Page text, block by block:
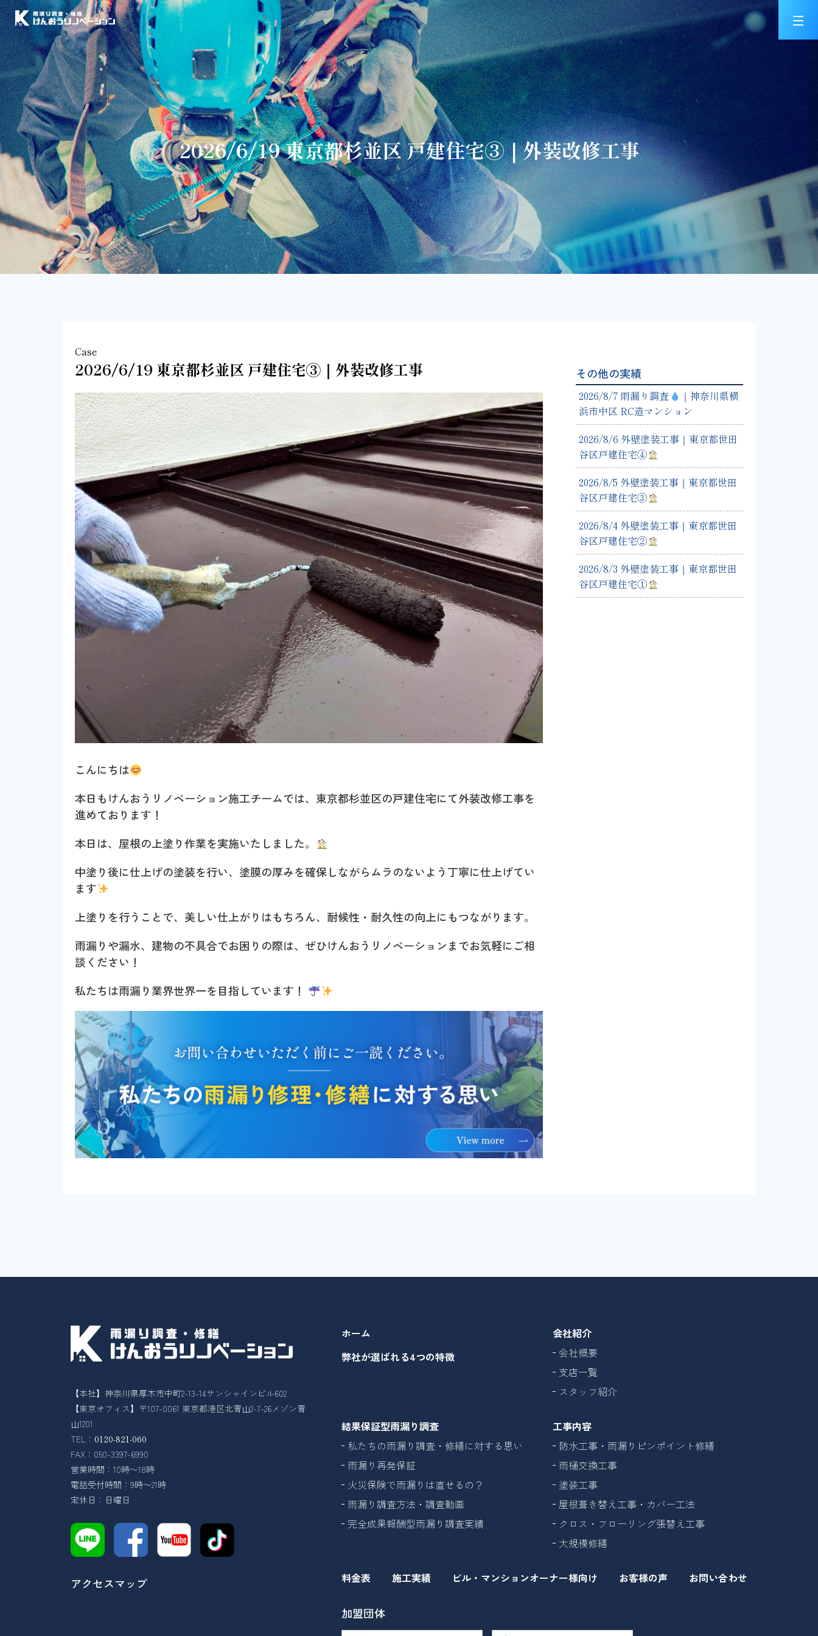
2026/6/19 東京都杉並区 戸建住宅③｜外装改修工事
Case
2026/6/19 東京都杉並区 戸建住宅③｜外装改修工事
こんにちは
本日もけんおうリノベーション施工チームでは、東京都杉並区の戸建住宅にて外装改修工事を
進めております！
本日は、屋根の上塗り作業を実施いたしました。
中塗り後に仕上げの塗装を行い、塗膜の厚みを確保しながらムラのないよう丁寧に仕上げてい
ます
上塗りを行うことで、美しい仕上がりはもちろん、耐候性・耐久性の向上にもつながります。
雨漏りや漏水、建物の不具合でお困りの際は、ぜひけんおうリノベーションまでお気軽にご相
談ください！
私たちは雨漏り業界世界一を目指しています！
その他の実績
2026/8/7 雨漏り調査
｜神奈川県横
浜市中区 RC造マンション
2026/8/6 外壁塗装工事｜東京都世田
谷区戸建住宅④
2026/8/5 外壁塗装工事｜東京都世田
谷区戸建住宅③
2026/8/4 外壁塗装工事｜東京都世田
谷区戸建住宅②
2026/8/3 外壁塗装工事｜東京都世田
谷区戸建住宅①
【本社】神奈川県厚木市中町2-13-14サンシャインビル602
【東京オフィス】〒107-0061 東京都港区北青山2-7-26メゾン青
山1201
TEL： 0120-821-060
FAX：050-3397-6990
営業時間：10時〜18時
電話受付時間：9時〜21時
定休日：日曜日
アクセスマップ
ホーム
弊社が選ばれる4つの特徴
会社紹介
会社概要
支店一覧
スタッフ紹介
結果保証型雨漏り調査
私たちの雨漏り調査・修繕に対する思い
雨漏り再発保証
火災保険で雨漏りは直せるの？
雨漏り調査方法・調査動画
完全成果報酬型雨漏り調査実績
工事内容
防水工事・雨漏りピンポイント修繕
雨樋交換工事
塗装工事
屋根葺き替え工事・カバー工法
クロス・フローリング張替え工事
大規模修繕
料金表 施工実績 ビル・マンションオーナー様向け お客様の声 お問い合わせ
加盟団体